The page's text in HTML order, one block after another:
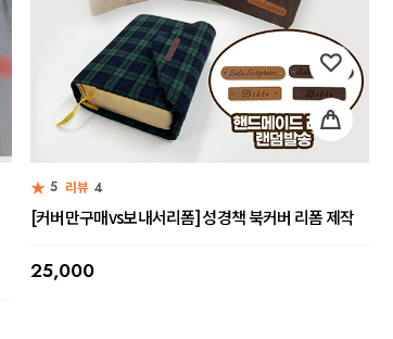
★ 5 리뷰 4
[커버만구매vs보내서리폼] 성경책 북커버 리폼 제작
25,000